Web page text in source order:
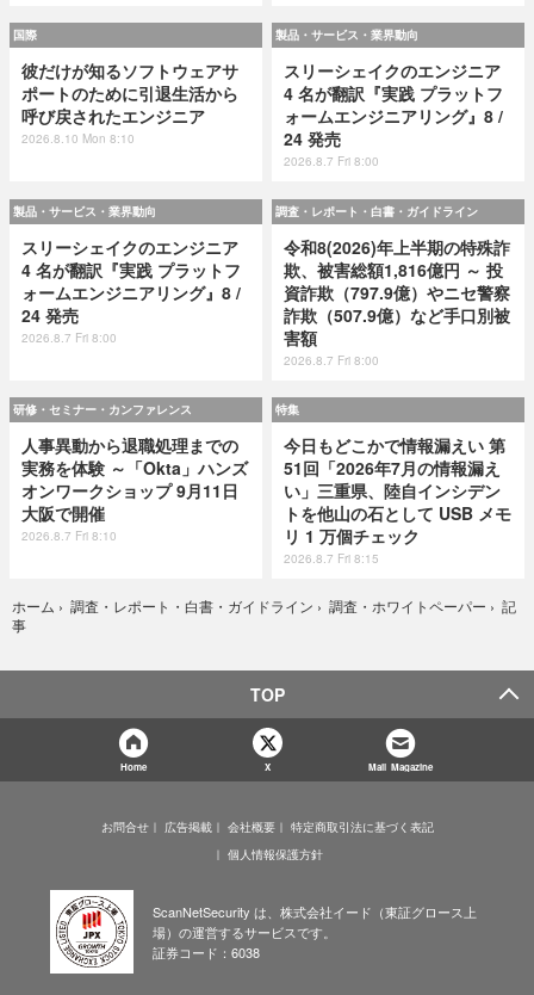
国際
彼だけが知るソフトウェアサ
ポートのために引退生活から
呼び戻されたエンジニア
2026.8.10 Mon 8:10
製品・サービス・業界動向
スリーシェイクのエンジニア
4 名が翻訳『実践 プラットフ
ォームエンジニアリング』8 /
24 発売
2026.8.7 Fri 8:00
製品・サービス・業界動向
スリーシェイクのエンジニア
4 名が翻訳『実践 プラットフ
ォームエンジニアリング』8 /
24 発売
2026.8.7 Fri 8:00
調査・レポート・白書・ガイドライン
令和8(2026)年上半期の特殊詐
欺、被害総額1,816億円 ～ 投
資詐欺（797.9億）やニセ警察
詐欺（507.9億）など手口別被
害額
2026.8.7 Fri 8:00
研修・セミナー・カンファレンス
人事異動から退職処理までの
実務を体験 ～「Okta」ハンズ
オンワークショップ 9月11日
大阪で開催
2026.8.7 Fri 8:10
特集
今日もどこかで情報漏えい 第
51回「2026年7月の情報漏え
い」三重県、陸自インシデン
トを他山の石として USB メモ
リ 1 万個チェック
2026.8.7 Fri 8:15
ホーム › 調査・レポート・白書・ガイドライン › 調査・ホワイトペーパー › 記
事
TOP
Home X Mail Magazine
お問合せ 広告掲載 会社概要
特定商取引法に基づく表記
個人情報保護方針
ScanNetSecurity は、株式会社イード（東証グロース上
場）の運営するサービスです。
証券コード：6038